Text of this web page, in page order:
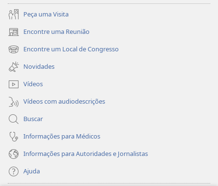
Peça uma Visita
Encontre uma Reunião
(abre
nova
janela)
Encontre um Local de Congresso
(abre
nova
janela)
Novidades
Vídeos
Vídeos com audiodescrições
Buscar
Informações para Médicos
Informações para Autoridades e Jornalistas
Ajuda